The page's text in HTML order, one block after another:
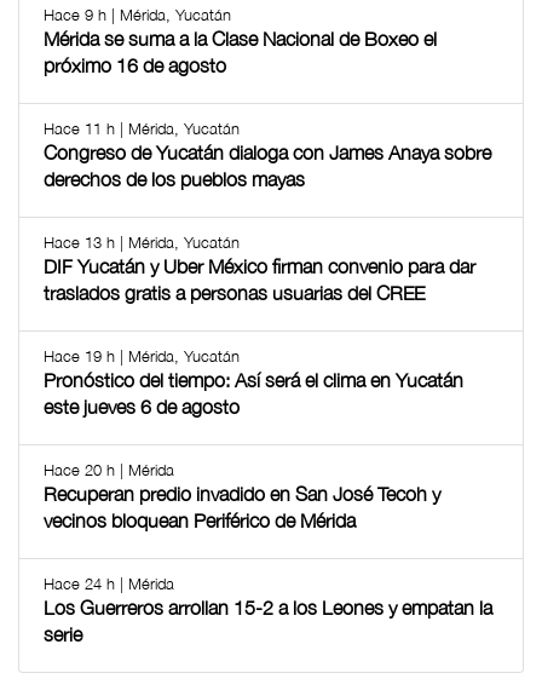
Hace 9 h | Mérida, Yucatán
Mérida se suma a la Clase Nacional de Boxeo el
próximo 16 de agosto
Hace 11 h | Mérida, Yucatán
Congreso de Yucatán dialoga con James Anaya sobre
derechos de los pueblos mayas
Hace 13 h | Mérida, Yucatán
DIF Yucatán y Uber México firman convenio para dar
traslados gratis a personas usuarias del CREE
Hace 19 h | Mérida, Yucatán
Pronóstico del tiempo: Así será el clima en Yucatán
este jueves 6 de agosto
Hace 20 h | Mérida
Recuperan predio invadido en San José Tecoh y
vecinos bloquean Periférico de Mérida
Hace 24 h | Mérida
Los Guerreros arrollan 15-2 a los Leones y empatan la
serie